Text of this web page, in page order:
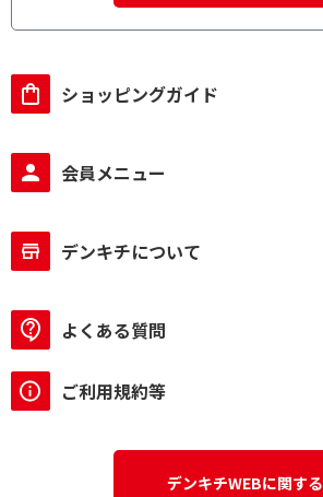
ショッピングガイド
会員メニュー
デンキチについて
よくある質問
ご利用規約等
デンキチWEBに関する